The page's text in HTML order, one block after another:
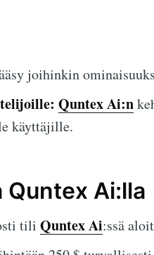
joihinkin
Quntex Ai:n
käyttäjille.
Quntex Ai:lla
tili Quntex Ai:ssä